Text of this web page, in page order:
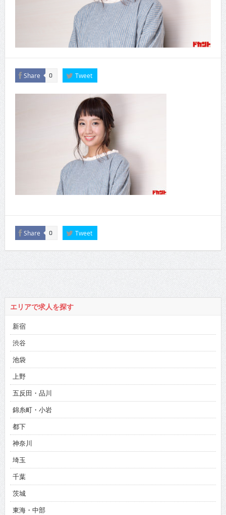
Share 0 Tweet
Share 0 Tweet
エリアで求人を探す
新宿
渋谷
池袋
上野
五反田・品川
錦糸町・小岩
都下
神奈川
埼玉
千葉
茨城
東海・中部